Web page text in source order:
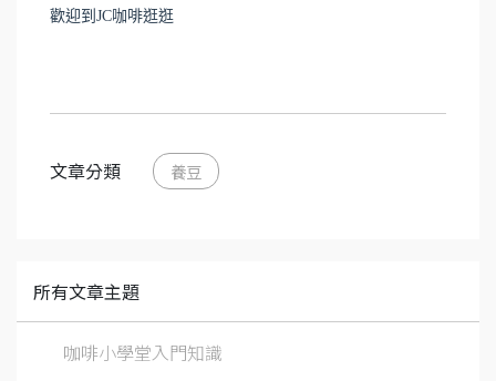
歡迎到JC咖啡逛逛
文章分類 養豆
所有文章主題
咖啡小學堂入門知識